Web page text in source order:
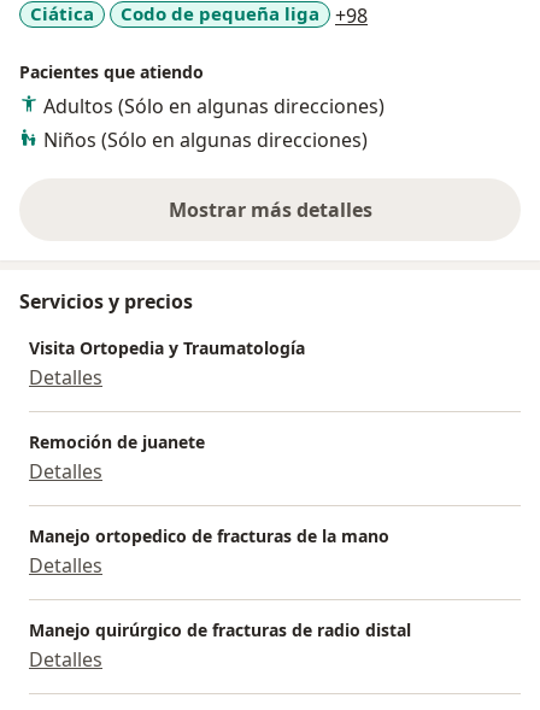
Ciática
Codo de pequeña liga +98
Pacientes que atiendo
Adultos (Sólo en algunas direcciones)
Niños (Sólo en algunas direcciones)
Mostrar más detalles
sobre la experiencia
Servicios y precios
Visita Ortopedia y Traumatología
Detalles
Remoción de juanete
Detalles
Manejo ortopedico de fracturas de la mano
Detalles
Manejo quirúrgico de fracturas de radio distal
Detalles